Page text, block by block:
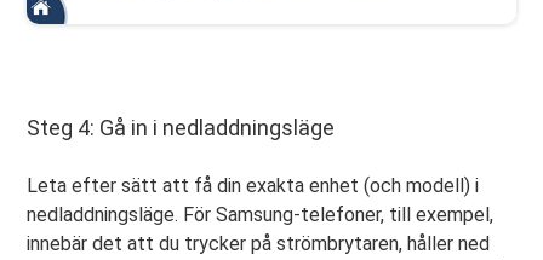
Steg 4: Gå in i nedladdningsläge
Leta efter sätt att få din exakta enhet (och modell) i
nedladdningsläge. För Samsung-telefoner, till exempel,
innebär det att du trycker på strömbrytaren, håller ned